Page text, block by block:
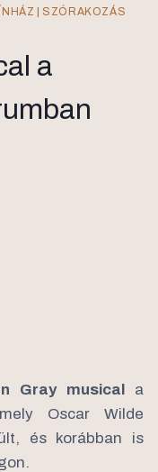
SZÓRAKOZÁS
a
Gray musical a
Oscar Wilde
és korábban is